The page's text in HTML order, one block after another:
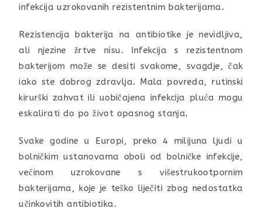
infekcija uzrokovanih rezistentnim bakterijama.
Rezistencija bakterija na antibiotike je nevidljiva,
ali njezine žrtve nisu. Infekcija s rezistentnom
bakterijom može se desiti svakome, svagdje, čak
iako ste dobrog zdravlja. Mala povreda, rutinski
kirurški zahvat ili uobičajena infekcija pluća mogu
eskalirati do po život opasnog stanja.
Svake godine u Europi, preko 4 milijuna ljudi u
bolničkim ustanovama oboli od bolničke infekcije,
većinom uzrokovane s višestrukootpornim
bakterijama, koje je teško liječiti zbog nedostatka
učinkovitih antibiotika.